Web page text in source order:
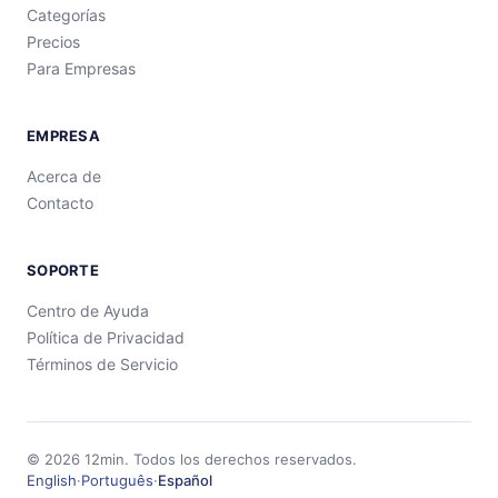
Categorías
Precios
Para Empresas
EMPRESA
Acerca de
Contacto
SOPORTE
Centro de Ayuda
Política de Privacidad
Términos de Servicio
© 2026 12min. Todos los derechos reservados.
English·Português·Español